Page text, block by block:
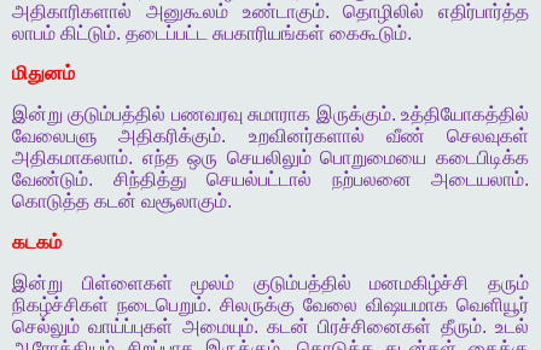
அதிகாரிகளால்
அனுகூலம் உண்டாகும்.தொழிலில்
எதிர்பார்த்த
லாபம் கிட்டும். தடைப்பட்ட சுபகாரியங்கள் கைகூடும்.
மிதுனம்
இன்று குடும்பத்தில் பணவரவு சுமாராக இருக்கும்.உத்தியோகத்தில்
வேலைபளு
அதிகரிக்கும். உறவினர்களால் வீண்
செலவுகள்
அதிகமாகலாம். எந்த ஒரு செயலிலும் பொறுமையை கடைபிடிக்க
வேண்டும். சிந்தித்து செயல்பட்டால் நற்பலனை அடையலாம்.
கொடுத்த கடன் வசூலாகும்.
கடகம்
இன்று
பிள்ளைகள் மூலம் குடும்பத்தில் மனமகிழ்ச்சி
தரும்
நிகழ்ச்சிகள் நடைபெறும். சிலருக்கு வேலை விஷயமாக வெளியூர்
செல்லும் வாய்ப்புகள் அமையும்.கடன் பிரச்சினைகள் தீரும்.உடல்